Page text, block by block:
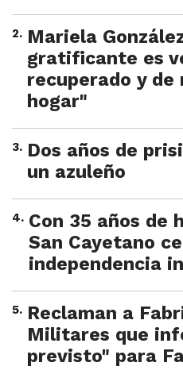
2. Mariela
gratificante es
recuperado y de
hogar"
3. Dos años de
un azuleño
4. Con 35 años de
San Cayetano
independencia
5. Reclaman a
Militares que
previsto" para